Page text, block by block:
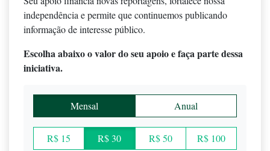
independência e permite que continuemos publicando
informação de interesse público.
Escolha abaixo o valor do seu apoio e faça parte dessa
iniciativa.
Mensal Anual
R$ 15 R$ 30 R$ 50 R$ 100